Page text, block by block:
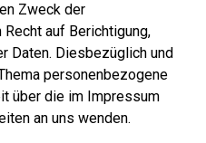
Zweck der
auf Berichtigung,
Daten. Diesbezüglich und
personenbezogene
über die im Impressum
an uns wenden.